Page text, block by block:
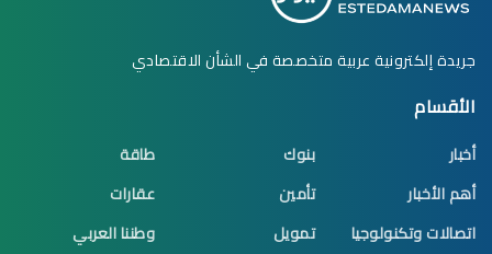
جريدة إلكترونية عربية متخصصة في الشأن الاقتصادي
الأقسام
أخبار
أهم الأخبار
اتصالات وتكنولوجيا
بنوك
تأمين
تمويل
طاقة
عقارات
وطننا العربي